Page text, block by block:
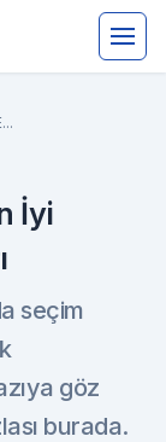
İyi
seçim
göz
burada.